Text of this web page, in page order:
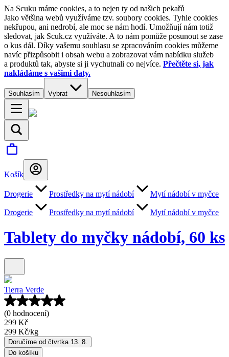
Na Scuku máme cookies, a to nejen ty od našich pekařů
Jako většina webů využíváme tzv. soubory cookies. Tyhle cookies
nekřupou, ani nedrobí, ale moc se nám hodí. Umožňují nám totiž
sledovat, jak Scuk.cz využíváte. A to nám pomůže posunout se zase
o kus dál. Díky vašemu souhlasu se zpracováním cookies můžeme
navíc přizpůsobit i obsah webu a zobrazovat vám nabídku služeb
a produktů tak, abyste si ji vychutnali co nejvíce. Přečtěte si, jak
nakládáme s vašimi daty.
Souhlasím Vybrat Nesouhlasím
Košík
Drogerie Prostředky na mytí nádobí Mytí nádobí v myčce
Drogerie Prostředky na mytí nádobí Mytí nádobí v myčce
Tablety do myčky nádobí, 60 ks
Tierra Verde
(0 hodnocení)
299 Kč
299 Kč/kg
Doručíme od čtvrtka 13. 8.
Do košíku